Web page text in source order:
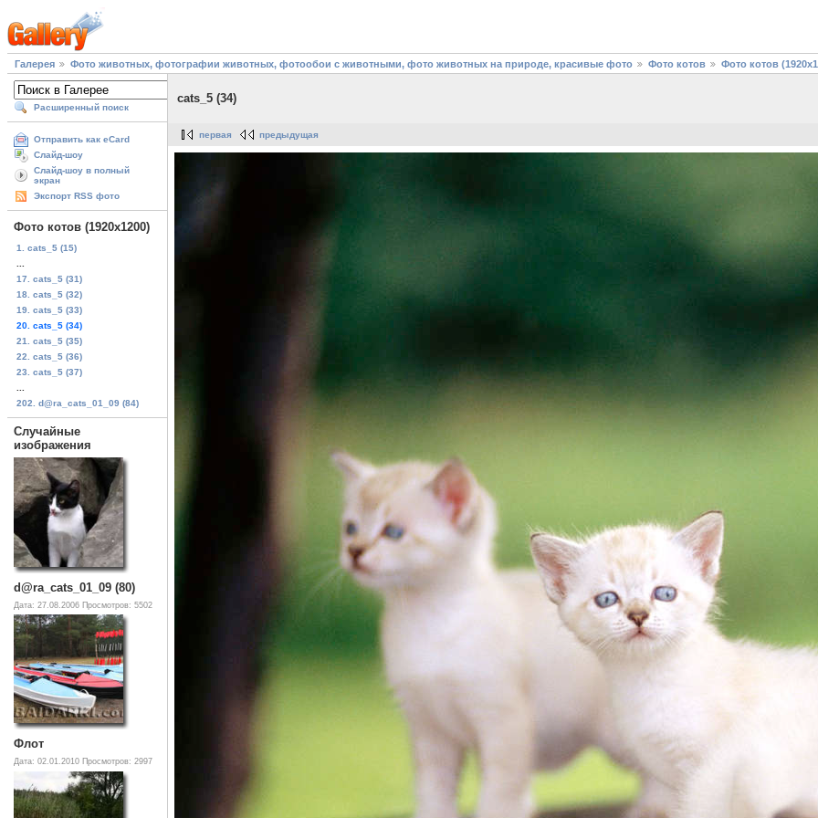
Галерея Фото животных, фотографии животных, фотообои с животными, фото животных на природе, красивые фото Фото котов Фото котов
Расширенный поиск
Отправить как eCard
Слайд-шоу
Слайд-шоу в полный
экран
Экспорт RSS фото
Фото котов (1920х1200)
1. cats_5 (15)
17. cats_5 (31)
18. cats_5 (32)
19. cats_5 (33)
20. cats_5 (34)
21. cats_5 (35)
22. cats_5 (36)
23. cats_5 (37)
202. d@ra_cats_01_09 (84)
Случайные
изображения
d@ra_cats_01_09 (80)
Дата: 27.08.2006 Просмотров: 5502
Флот
Дата: 02.01.2010 Просмотров: 2997
cats_5 (34)
первая предыдущая